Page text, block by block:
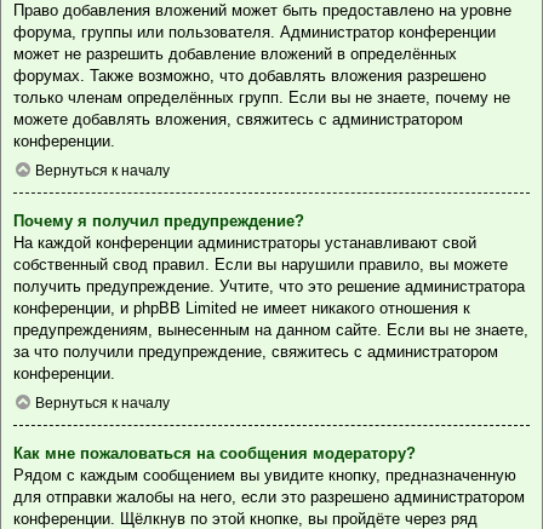
Право добавления вложений может быть предоставлено на уровне
форума, группы или пользователя. Администратор конференции
может не разрешить добавление вложений в определённых
форумах. Также возможно, что добавлять вложения разрешено
только членам определённых групп. Если вы не знаете, почему не
можете добавлять вложения, свяжитесь с администратором
конференции.
Вернуться к началу
Почему я получил предупреждение?
На каждой конференции администраторы устанавливают свой
собственный свод правил. Если вы нарушили правило, вы можете
получить предупреждение. Учтите, что это решение администратора
конференции, и phpBB Limited не имеет никакого отношения к
предупреждениям, вынесенным на данном сайте. Если вы не знаете,
за что получили предупреждение, свяжитесь с администратором
конференции.
Вернуться к началу
Как мне пожаловаться на сообщения модератору?
Рядом с каждым сообщением вы увидите кнопку, предназначенную
для отправки жалобы на него, если это разрешено администратором
конференции. Щёлкнув по этой кнопке, вы пройдёте через ряд